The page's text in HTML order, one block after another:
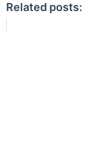
Related posts: